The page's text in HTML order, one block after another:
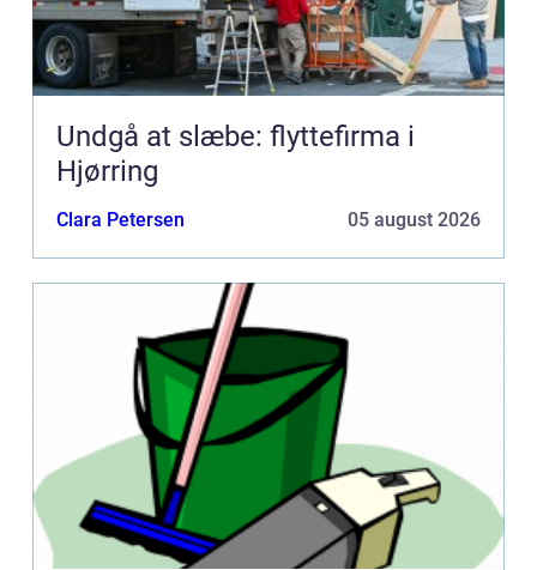
Undgå at slæbe: flyttefirma i
Hjørring
Clara Petersen 05 august 2026